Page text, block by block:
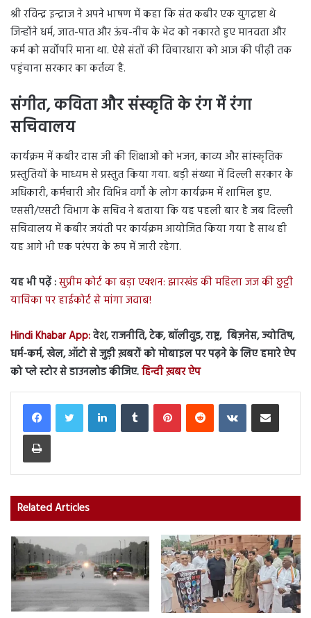
श्री रविन्द्र इन्द्राज ने अपने भाषण में कहा कि संत कबीर एक युगद्रष्टा थे
जिन्होंने धर्म, जात-पात और ऊंच-नीच के भेद को नकारते हुए मानवता और
कर्म को सर्वोपरि माना था. ऐसे संतों की विचारधारा को आज की पीढ़ी तक
पहुंचाना सरकार का कर्तव्य है.
संगीत, कविता और संस्कृति के रंग में रंगा
सचिवालय
कार्यक्रम में कबीर दास जी की शिक्षाओं को भजन, काव्य और सांस्कृतिक
प्रस्तुतियों के माध्यम से प्रस्तुत किया गया. बड़ी संख्या में दिल्ली सरकार के
अधिकारी, कर्मचारी और विभिन्न वर्गों के लोग कार्यक्रम में शामिल हुए.
एससी/एसटी विभाग के सचिव ने बताया कि यह पहली बार है जब दिल्ली
सचिवालय में कबीर जयंती पर कार्यक्रम आयोजित किया गया है साथ ही
यह आगे भी एक परंपरा के रूप में जारी रहेगा.
यह भी पढ़ें :सुप्रीम कोर्ट का बड़ा एक्शन: झारखंड की महिला जज की छुट्टी
याचिका पर हाईकोर्ट से मांगा जवाब!
Hindi Khabar App:देश, राजनीति, टेक, बॉलीवुड, राष्ट्र, बिज़नेस, ज्योतिष,
धर्म-कर्म, खेल, ऑटो से जुड़ी ख़बरों को मोबाइल पर पढ़ने के लिए हमारे ऐप
को प्ले स्टोर से डाउनलोड कीजिए.हिन्दी ख़बर ऐप
LinkedInTumblr PinterestReddit VKontakteShare via Email
Print
Related Articles